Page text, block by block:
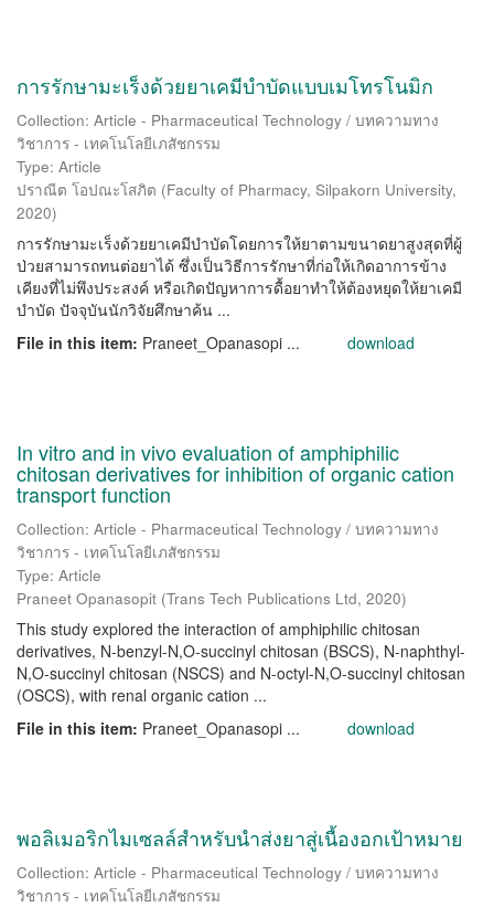
การรักษามะเร็งด้วยยาเคมีบำบัดแบบเมโทรโนมิก
Collection: Article - Pharmaceutical Technology / บทความทาง
วิชาการ - เทคโนโลยีเภสัชกรรม
Type: Article
ปราณีต โอปณะโสภิต (Faculty of Pharmacy, Silpakorn University,
2020)
การรักษามะเร็งด้วยยาเคมีบำบัดโดยการให้ยาตามขนาดยาสูงสุดที่ผู้
ป่วยสามารถทนต่อยาได้ ซึ่งเป็นวิธีการรักษาที่ก่อให้เกิดอาการข้าง
เคียงที่ไม่พึงประสงค์ หรือเกิดปัญหาการดื้อยาทำให้ต้องหยุดให้ยาเคมี
บำบัด ปัจจุบันนักวิจัยศึกษาค้น ...
File in this item: Praneet_Opanasopi ... download
In vitro and in vivo evaluation of amphiphilic
chitosan derivatives for inhibition of organic cation
transport function
Collection: Article - Pharmaceutical Technology / บทความทาง
วิชาการ - เทคโนโลยีเภสัชกรรม
Type: Article
Praneet Opanasopit (Trans Tech Publications Ltd, 2020)
This study explored the interaction of amphiphilic chitosan
derivatives, N-benzyl-N,O-succinyl chitosan (BSCS), N-naphthyl-
N,O-succinyl chitosan (NSCS) and N-octyl-N,O-succinyl chitosan
(OSCS), with renal organic cation ...
File in this item: Praneet_Opanasopi ... download
พอลิเมอริกไมเซลล์สำหรับนำส่งยาสู่เนื้องอกเป้าหมาย
Collection: Article - Pharmaceutical Technology / บทความทาง
วิชาการ - เทคโนโลยีเภสัชกรรม